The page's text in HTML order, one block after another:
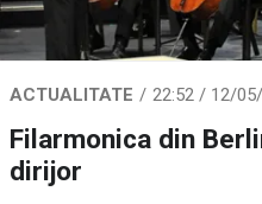
ACTUALITATE 22:52 / 12/
Filarmonica din
dirijor